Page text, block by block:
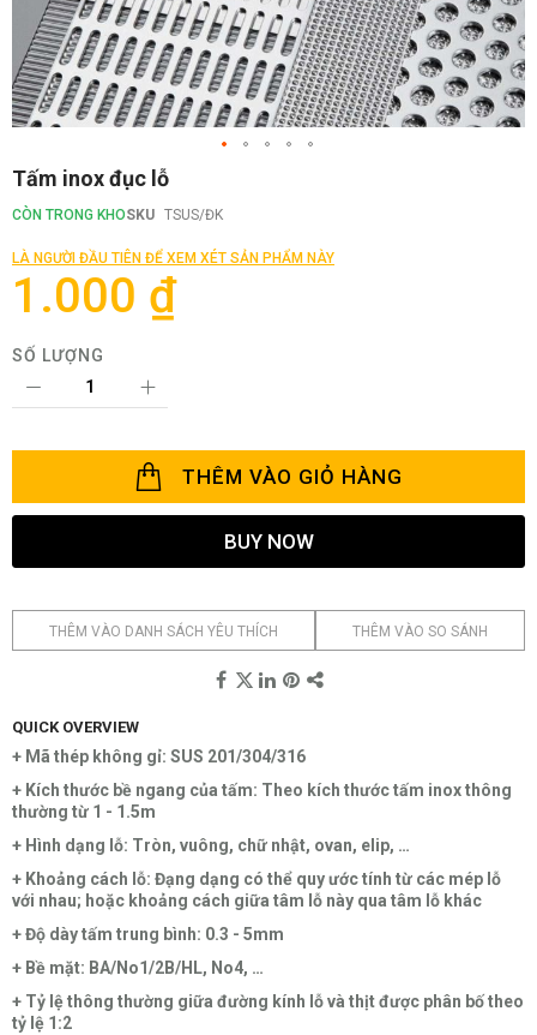
Chuyển
đến
phần
của
thư
hình
Tấm inox đục lỗ
CÒN TRONG KHOSKU TSUS/ĐK
LÀ NGƯỜI ĐẦU TIÊN ĐỂ XEM XÉT SẢN PHẨM NÀY
1.000 ₫
SỐ LƯỢNG
THÊM VÀO GIỎ HÀNG
BUY NOW
THÊM VÀO DANH SÁCH YÊU THÍCH THÊM VÀO SO SÁNH
QUICK OVERVIEW
+ Mã thép không gỉ: SUS 201/304/316
+ Kích thước bề ngang của tấm: Theo kích thước tấm inox thông
thường từ 1 - 1.5m
+ Hình dạng lỗ: Tròn, vuông, chữ nhật, ovan, elip, …
+ Khoảng cách lỗ: Đạng dạng có thể quy ước tính từ các mép lỗ
với nhau; hoặc khoảng cách giữa tâm lỗ này qua tâm lỗ khác
+ Độ dày tấm trung bình: 0.3 - 5mm
+ Bề mặt: BA/No1/2B/HL, No4, …
+ Tỷ lệ thông thường giữa đường kính lỗ và thịt được phân bố theo
tỷ lệ 1:2